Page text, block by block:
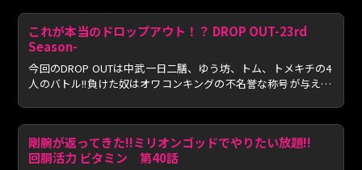
これが本当のドロップアウト！？ DROP OUT-23rd
Season-
今回のDROP OUTは中武一日二膳、ゆう坊、トム、トメキチの4
人のバトル!!負けた奴はオワコンキングの不名誉な称号が与えら
剛腕が返ってきた!!ミリオンゴッドでやりたい放題!!
回胴活力 ビタミン 第40話